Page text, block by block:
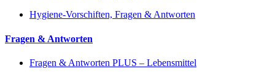
Hygiene-Vorschiften, Fragen & Antworten
Fragen & Antworten
Fragen & Antworten PLUS – Lebensmittel